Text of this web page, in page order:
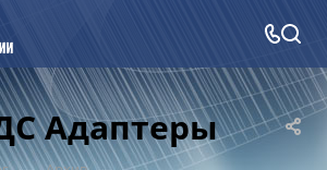
Адаптеры